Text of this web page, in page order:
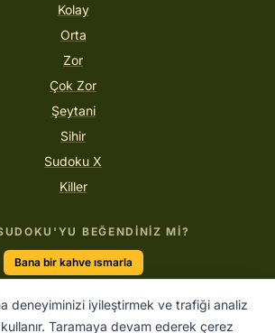
deneyiminizi iyileştirmek ve trafiği analiz
Taramaya devam ederek çerez
Kolay
Orta
Zor
Çok Zor
Şeytani
Sihir
Sudoku X
Killer
BEĞENDINIZ MI?
Bana bir kahve ısmarla